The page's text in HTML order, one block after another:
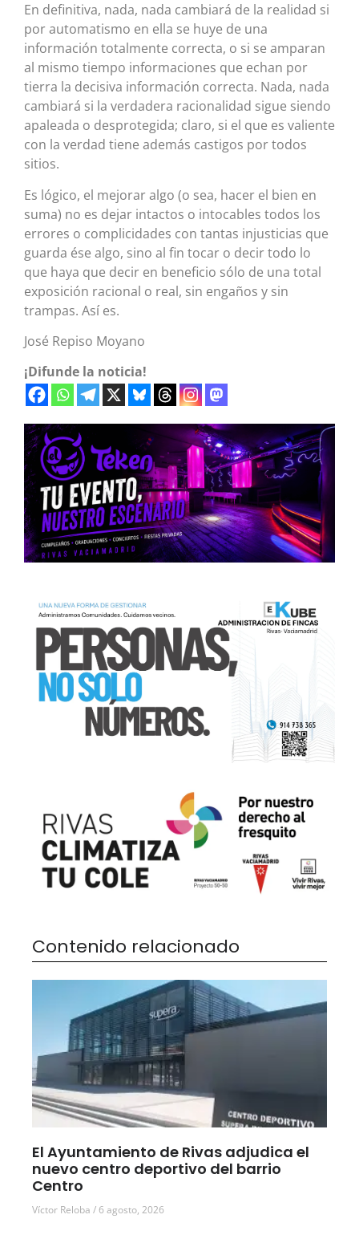
En definitiva, nada, nada cambiará de la realidad si
por automatismo en ella se huye de una
información totalmente correcta, o si se amparan
al mismo tiempo informaciones que echan por
tierra la decisiva información correcta. Nada, nada
cambiará si la verdadera racionalidad sigue siendo
apaleada o desprotegida; claro, si el que es valiente
con la verdad tiene además castigos por todos
sitios.
Es lógico, el mejorar algo (o sea, hacer el bien en
suma) no es dejar intactos o intocables todos los
errores o complicidades con tantas injusticias que
guarda ése algo, sino al fin tocar o decir todo lo
que haya que decir en beneficio sólo de una total
exposición racional o real, sin engaños y sin
trampas. Así es.
José Repiso Moyano
¡Difunde la noticia!
Contenido relacionado
El Ayuntamiento de Rivas adjudica el
nuevo centro deportivo del barrio
Centro
Víctor Reloba 6 agosto, 2026